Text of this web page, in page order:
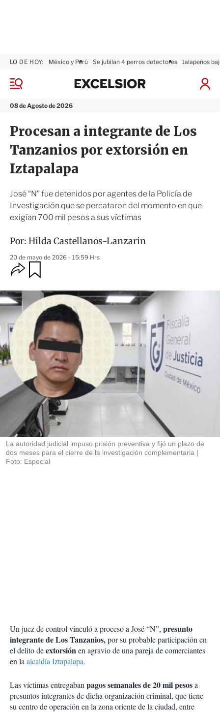
M
n
08 de Agosto de 2026
LO DE HOY: México y Perú Se jubilan 4 perros detectores Jalapeños
I
x
i
o
r
Procesan a integrante de Los
Tanzanios por extorsión en
Iztapalapa
José “N” fue detenidos por agentes de la Policía de
Investigación que se percataron del momento en que
exigían 700 mil pesos a sus víctimas
Por: Hilda Castellanos-Lanzarin
20 de mayo de 2026 - 15:59 Hrs
O
p
i
o
n
d
e
c
m
p
t
i
r
r
d
a
La autoridad judicial impuso prisión preventiva y fijó un plazo de
dos meses para el cierre de la investigación complementaria
Foto: Especial
Un juez de control vinculó a proceso a José “N”, presunto
integrante de Los Tanzanios,por su probable participación en
el delito deextorsiónen agravio de una pareja de comerciantes
en laalcaldía Iztapalapa.
Las víctimas entregabanpagos semanales de 20 mil pesosa
presuntos integrantes de dicha organización criminal, que tiene
su centro de operación en la zona oriente de la ciudad, entre